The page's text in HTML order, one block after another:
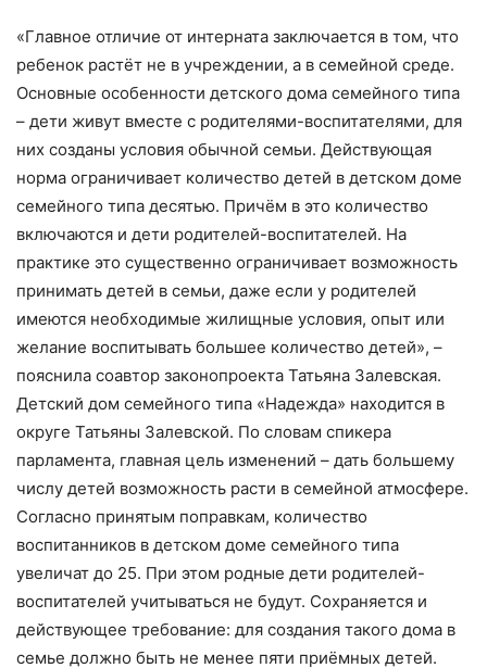
«Главное отличие от интерната заключается в том, что
ребенок растёт не в учреждении, а в семейной среде.
Основные особенности детского дома семейного типа
– дети живут вместе с родителями-воспитателями, для
них созданы условия обычной семьи. Действующая
норма ограничивает количество детей в детском доме
семейного типа десятью. Причём в это количество
включаются и дети родителей-воспитателей. На
практике это существенно ограничивает возможность
принимать детей в семьи, даже если у родителей
имеются необходимые жилищные условия, опыт или
желание воспитывать большее количество детей», –
пояснила соавтор законопроекта Татьяна Залевская.
Детский дом семейного типа «Надежда» находится в
округе Татьяны Залевской. По словам спикера
парламента, главная цель изменений – дать большему
числу детей возможность расти в семейной атмосфере.
Согласно принятым поправкам, количество
воспитанников в детском доме семейного типа
увеличат до 25. При этом родные дети родителей-
воспитателей учитываться не будут. Сохраняется и
действующее требование: для создания такого дома в
семье должно быть не менее пяти приёмных детей.